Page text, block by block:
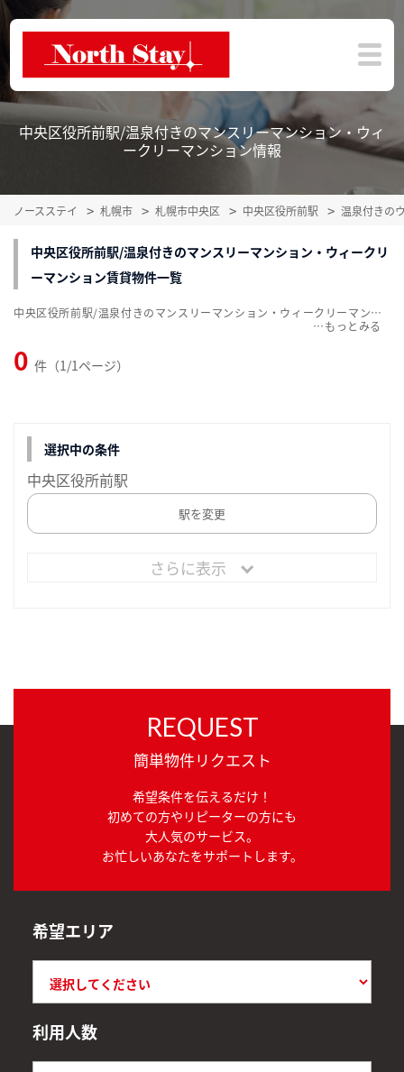
中央区役所前駅/温泉付きのマンスリーマンション・ウィ
ークリーマンション情報
ノースステイ 札幌市 札幌市中央区 中央区役所前駅 温泉付きの
中央区役所前駅/温泉付きのマンスリーマンション・ウィークリ
ーマンション賃貸物件一覧
0 件（1/1ページ）
中央区役所前駅/温泉付きのマンスリーマンション・ウィークリーマンション賃貸物件一覧を掲載中。敷金・礼金無料、家具・家電付をご紹介。こだわり条件での絞込みも簡単！
…
選択中の条件
中央区役所前駅
駅を変更
さらに表示
REQUEST
簡単物件リクエスト
希望条件を伝えるだけ！
初めての方やリピーターの方にも
大人気のサービス。
お忙しいあなたをサポートします。
希望エリア
利用人数